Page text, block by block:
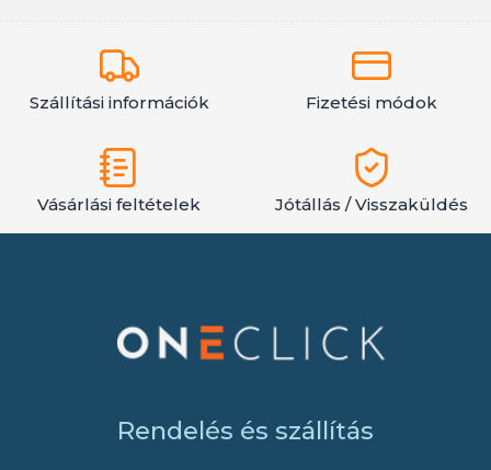
Szállítási információk Fizetési módok
Vásárlási feltételek Jótállás / Visszaküldés
Rendelés és szállítás